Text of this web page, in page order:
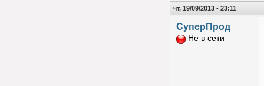
чт, 19/09/2013 - 23:11
СуперПрод
Не в сети